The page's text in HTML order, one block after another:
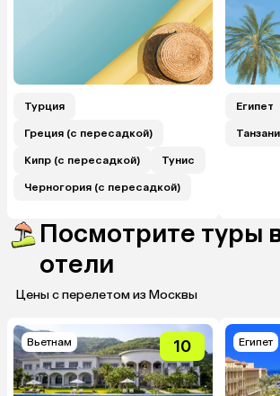
Турция
Греция (с пересадкой)
Кипр (с пересадкой) Тунис
Черногория (с пересадкой)
Египет
Посмотрите туры
отели
Цены с перелетом из Москвы
Вьетнам 10 Египет